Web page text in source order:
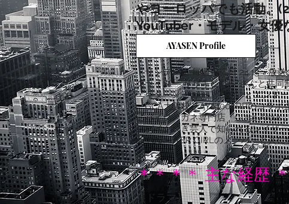
やヨーロッパでも活動。
​YouTuber・モデル・女
AYASEN Profile
・サンテレビ 毎週日曜日 24:15〜放
グライダー"サザキヒロシ"さんと共
・ギターメーカー 「ESP」とエンド
GCA大阪校とAYA1000RRのコラボ
・バイクメガネ専門店「Glass Arcus
・バイク好き芸人で知られるレイザ
JETCOASTER GIRLのメンバーと共
＊＊＊＊ 主な経歴
【ドラマ】